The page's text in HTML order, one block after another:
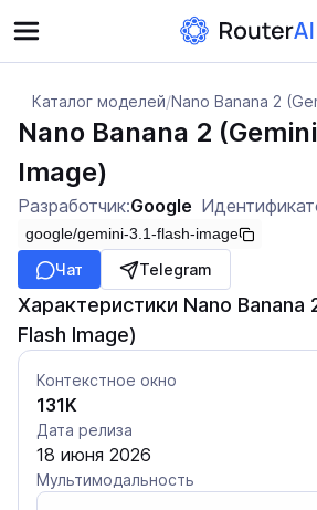
Каталог моделей/Nano Banana 2
Nano Banana 2
Image)
Разработчик:Google
google/gemini-3.1-flash-image
Чат Telegram
Характеристики Nano Banana
Flash Image)
Контекстное окно
131K
Дата релиза
18 июня 2026
Мультимодальность